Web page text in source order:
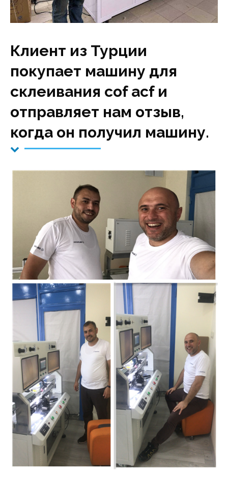
Клиент из Турции
покупает машину для
склеивания cof acf и
отправляет нам отзыв,
когда он получил машину.